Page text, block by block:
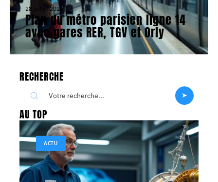
28 juillet 2026
Plan du métro parisien ligne 14
avec gares RER, TGV et Orly
RECHERCHE
AU TOP
ACTU